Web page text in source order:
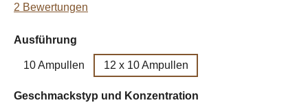
Durchschnittliche Bewertung von 5 von 5 Sternen
2 Bewertungen
Ausführung
10 Ampullen 12 x 10 Ampullen
Geschmackstyp und Konzentration